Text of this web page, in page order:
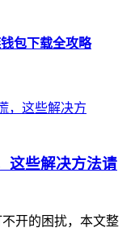
包下载全攻略
这些解决方法请
开的困扰，本文整